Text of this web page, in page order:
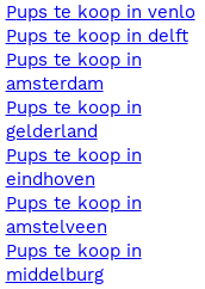
pups te koop in venlo
pups te koop in delft
pups te koop in
amsterdam
pups te koop in
gelderland
pups te koop in
eindhoven
pups te koop in
amstelveen
pups te koop in
middelburg